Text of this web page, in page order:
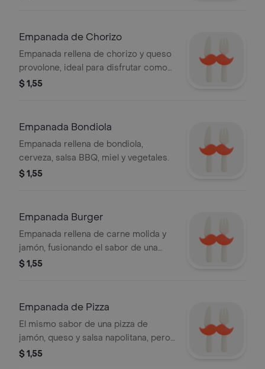
Empanada de Chorizo
Empanada rellena de chorizo y queso
provolone, ideal para disfrutar como
entrada.
$ 1,55
Empanada Bondiola
Empanada rellena de bondiola,
cerveza, salsa BBQ, miel y vegetales.
$ 1,55
Empanada Burger
Empanada rellena de carne molida y
jamón, fusionando el sabor de una
hamburguesa con la textura crujiente
$ 1,55
Empanada de Pizza
El mismo sabor de una pizza de
jamón, queso y salsa napolitana, pero
en una empanada.
$ 1,55